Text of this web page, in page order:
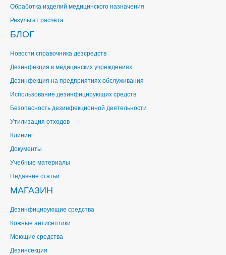
Обработка изделий медицинского назначения
Результат расчета
БЛОГ
Новости справочника дезсредств
Дезинфекция в медицинских учреждениях
Дезинфекция на предприятиях обслуживания
Использование дезинфицирующих средств
Безопасность дезинфекционной деятельности
Утилизация отходов
Клининг
Документы
Учебные материалы
Недавние статьи
МАГАЗИН
Дезинфицирующие средства
Кожные антисептики
Моющие средства
Дезинсекция